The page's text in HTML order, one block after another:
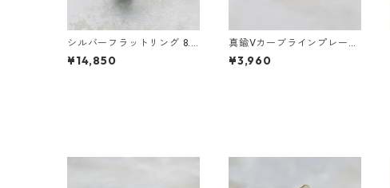
シルバーフラットリング 8.0
mm幅 鏡面｜FA-1186
¥14,850
真鍮Vカーブラインプレーン
リング 1.5mm幅 鏡面｜FA-1
184
¥3,960